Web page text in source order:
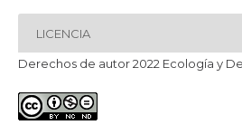
LICENCIA
Derechos de autor 2022 Ecología y